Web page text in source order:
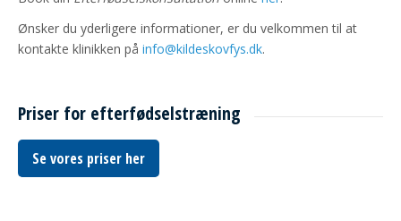
Ønsker du yderligere informationer, er du velkommen til at
kontakte klinikken på info@kildeskovfys.dk.
Priser for efterfødselstræning
Se vores priser her